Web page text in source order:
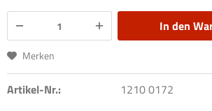
In den
Merken
Artikel-Nr.:
1210 0172